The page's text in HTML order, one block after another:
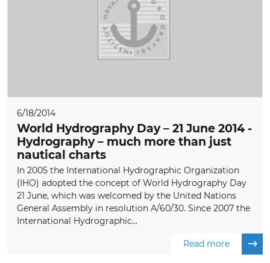
6/18/2014
World Hydrography Day – 21 June 2014 -
Hydrography – much more than just
nautical charts
In 2005 the International Hydrographic Organization
(IHO) adopted the concept of World Hydrography Day
21 June, which was welcomed by the United Nations
General Assembly in resolution A/60/30. Since 2007 the
International Hydrographic...
Read more